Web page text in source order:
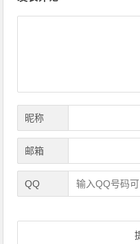
昵称
邮箱
QQ